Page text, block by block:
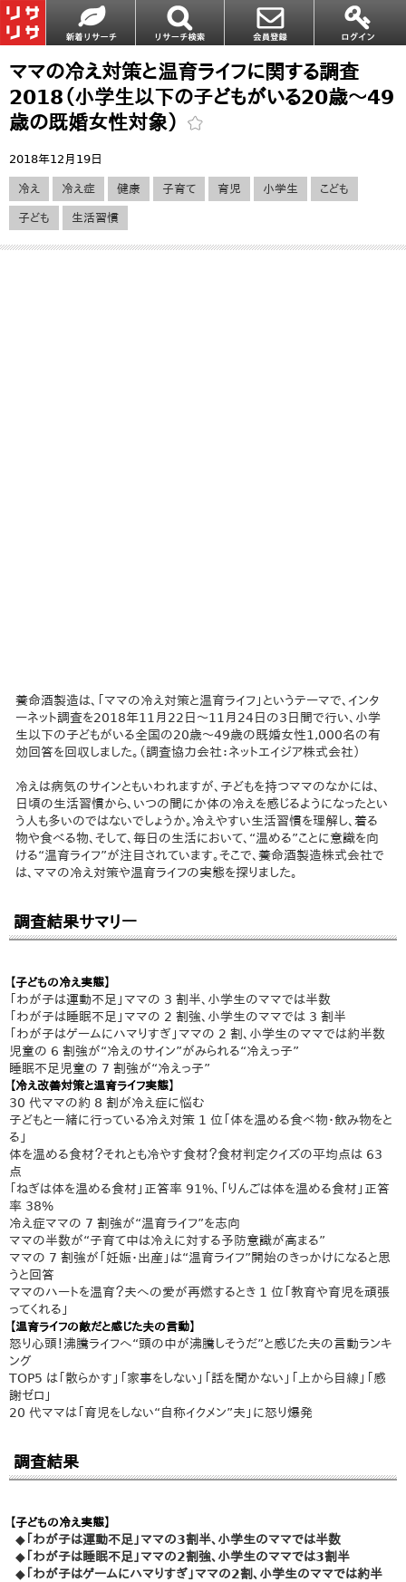
ママの冷え対策と温育ライフに関する調査
2018（小学生以下の子どもがいる20歳～49
歳の既婚女性対象）
2018年12月19日
冷え 冷え症 健康 子育て 育児 小学生 こども
子ども 生活習慣
養命酒製造は、「ママの冷え対策と温育ライフ」というテーマで、インタ
ーネット調査を2018年11月22日～11月24日の3日間で行い、小学
生以下の子どもがいる全国の20歳～49歳の既婚女性1,000名の有
効回答を回収しました。（調査協力会社：ネットエイジア株式会社）
冷えは病気のサインともいわれますが、子どもを持つママのなかには、
日頃の生活習慣から、いつの間にか体の冷えを感じるようになったとい
う人も多いのではないでしょうか。冷えやすい生活習慣を理解し、着る
物や食べる物、そして、毎日の生活において、“温める”ことに意識を向
ける“温育ライフ”が注目されています。そこで、養命酒製造株式会社で
は、ママの冷え対策や温育ライフの実態を探りました。
調査結果サマリー
【子どもの冷え実態】
「わが子は運動不足」ママの 3 割半、小学生のママでは半数
「わが子は睡眠不足」ママの 2 割強、小学生のママでは 3 割半
「わが子はゲームにハマりすぎ」ママの 2 割、小学生のママでは約半数
児童の 6 割強が“冷えのサイン”がみられる“冷えっ子”
睡眠不足児童の 7 割強が“冷えっ子”
【冷え改善対策と温育ライフ実態】
30 代ママの約 8 割が冷え症に悩む
子どもと一緒に行っている冷え対策 1 位「体を温める食べ物・飲み物をと
る」
体を温める食材？それとも冷やす食材？食材判定クイズの平均点は 63
点
「ねぎは体を温める食材」正答率 91%、「りんごは体を温める食材」正答
率 38%
冷え症ママの 7 割強が“温育ライフ”を志向
ママの半数が“子育て中は冷えに対する予防意識が高まる”
ママの 7 割強が「妊娠・出産」は“温育ライフ”開始のきっかけになると思
うと回答
ママのハートを温育？夫への愛が再燃するとき 1 位「教育や育児を頑張
ってくれる」
【温育ライフの敵だと感じた夫の言動】
怒り心頭！沸騰ライフへ“頭の中が沸騰しそうだ”と感じた夫の言動ランキ
ング
TOP5 は「散らかす」「家事をしない」「話を聞かない」「上から目線」「感
謝ゼロ」
20 代ママは「育児をしない“自称イクメン”夫」に怒り爆発
調査結果
【子どもの冷え実態】
◆「わが子は運動不足」ママの3割半、小学生のママでは半数
◆「わが子は睡眠不足」ママの2割強、小学生のママでは3割半
◆「わが子はゲームにハマりすぎ」ママの2割、小学生のママでは約半